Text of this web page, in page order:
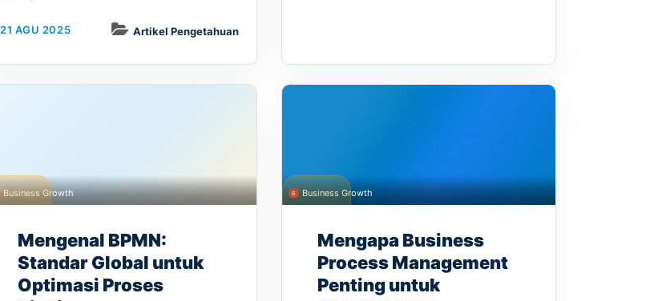
21 AGU 2025 Artikel Pengetahuan
Business Growth
Mengenal BPMN:
Standar Global untuk
Optimasi Proses
Business Growth
Mengapa Business
Process Management
Penting untuk